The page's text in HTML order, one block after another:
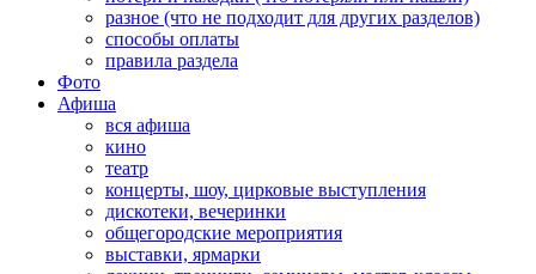
разное (что не подходит для других разделов)
способы оплаты
правила раздела
Фото
Афиша
вся афиша
кино
театр
концерты, шоу, цирковые выступления
дискотеки, вечеринки
общегородские мероприятия
выставки, ярмарки